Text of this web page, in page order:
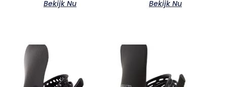
Bekijk Nu Bekijk Nu